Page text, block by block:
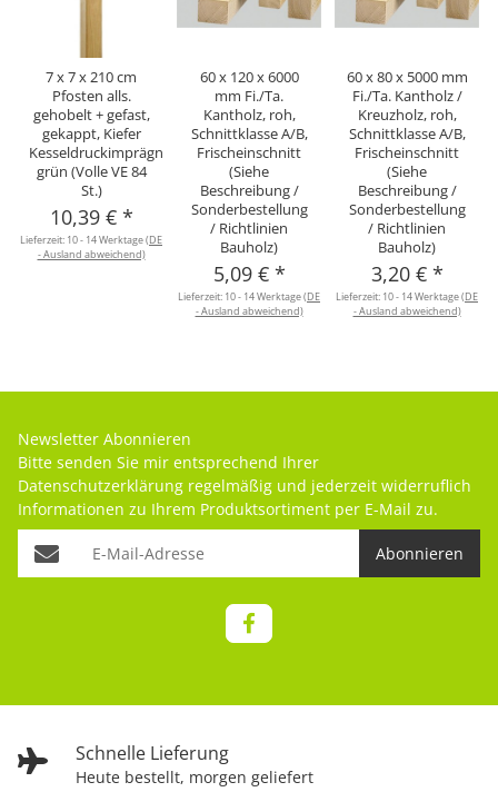
7 x 7 x 210 cm
Pfosten alls.
gehobelt + gefast,
gekappt, Kiefer
Kesseldruckimprägniert
grün (Volle VE 84
St.)
10,39 € *
Lieferzeit: 10 - 14 Werktage(DE
- Ausland abweichend)
60 x 120 x 6000
mm Fi./Ta.
Kantholz, roh,
Schnittklasse A/B,
Frischeinschnitt
(Siehe
Beschreibung /
Sonderbestellung
/ Richtlinien
Bauholz)
5,09 € *
Lieferzeit: 10 - 14 Werktage(DE
- Ausland abweichend)
60 x 80 x 5000 mm
Fi./Ta. Kantholz /
Kreuzholz, roh,
Schnittklasse A/B,
Frischeinschnitt
(Siehe
Beschreibung /
Sonderbestellung
/ Richtlinien
Bauholz)
3,20 € *
Lieferzeit: 10 - 14 Werktage(DE
- Ausland abweichend)
Schnelle Lieferung
Heute bestellt, morgen geliefert
Newsletter Abonnieren
Bitte senden Sie mir entsprechend Ihrer
Datenschutzerklärung regelmäßig und jederzeit widerruflich
Informationen zu Ihrem Produktsortiment per E-Mail zu.
Abonnieren